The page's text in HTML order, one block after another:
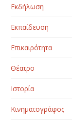
Εκδήλωση
Εκπαίδευση
Επικαιρότητα
Θέατρο
Ιστορία
Κινηματογράφος